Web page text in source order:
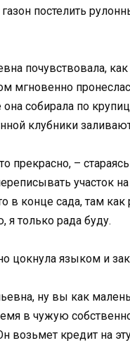
постелить
почувствовала,
мгновенно
собирала по
клубники
прекрасно, –
участок
конце сада, там как
я только рада буду.
цокнула языком и
ну вы как
в чужую
возьмет кредит на